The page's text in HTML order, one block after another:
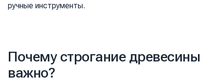
ручные инструменты.
Почему строгание древесины
важно?